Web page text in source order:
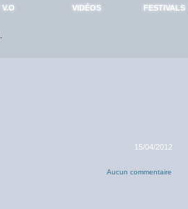
V.O VIDÉOS FESTIVALS
15/04/2012
Aucun commentaire